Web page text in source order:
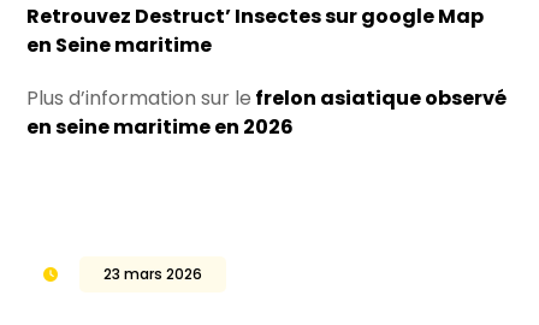
Retrouvez Destruct’ Insectes sur google Map
en Seine maritime
Plus d’information sur le frelon asiatique observé
en seine maritime en 2026
23 mars 2026